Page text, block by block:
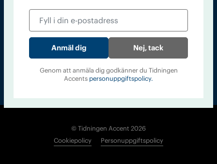
Accent
© Tidningen Accent 2026
Cookiepolicy
Personuppgiftspolicy
Nej, tack
Genom att anmäla dig godkänner du Tidningen
Accents personuppgiftspolicy.